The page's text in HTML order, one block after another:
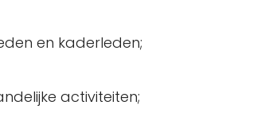
en kaderleden;
activiteiten;